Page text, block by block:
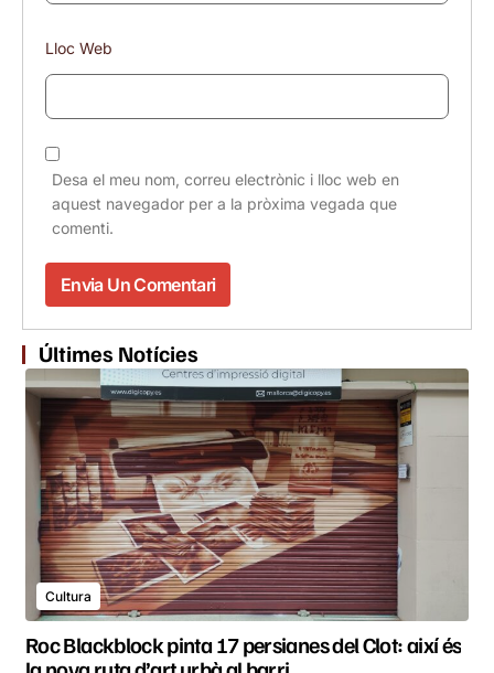
Lloc Web
Desa el meu nom, correu electrònic i lloc web en
aquest navegador per a la pròxima vegada que
comenti.
Últimes Notícies
Cultura
Roc Blackblock pinta 17 persianes del Clot: així és